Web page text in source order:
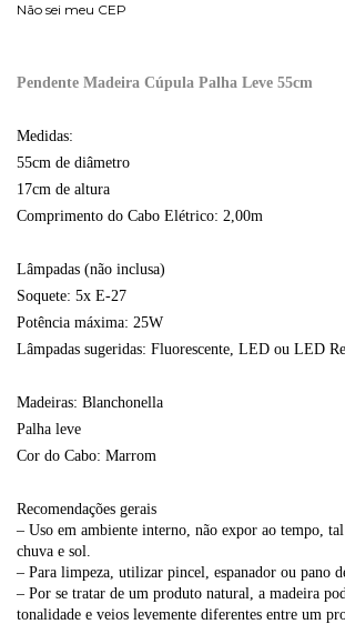
Não sei meu CEP
Pendente Madeira Cúpula Palha Leve 55cm
Medidas:
55cm de diâmetro
17cm de altura
Comprimento do Cabo Elétrico: 2,00m
Lâmpadas (não inclusa)
Soquete: 5x E-27
Potência máxima: 25W
Lâmpadas sugeridas: Fluorescente, LED ou LED
Madeiras: Blanchonella
Palha leve
Cor do Cabo: Marrom
Recomendações gerais
– Uso em ambiente interno, não expor ao tempo,
chuva e sol.
– Para limpeza, utilizar pincel, espanador ou pano
– Por se tratar de um produto natural, a madeira
tonalidade e veios levemente diferentes entre um